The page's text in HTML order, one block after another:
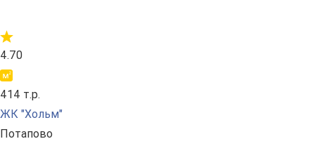
4.70
414 т.р.
ЖК "Хольм"
Потапово